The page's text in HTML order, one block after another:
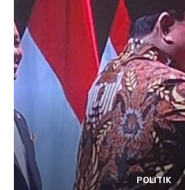
POLITIK